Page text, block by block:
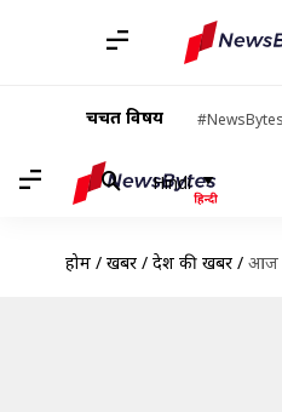
चर्चित विषय
Hindi
होम / खबरें / देश की खबरें / आज